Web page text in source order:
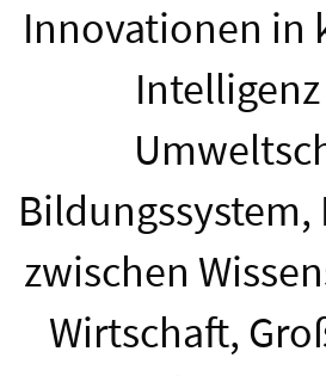
Innovationen in
zwischen
Wirtschaft,